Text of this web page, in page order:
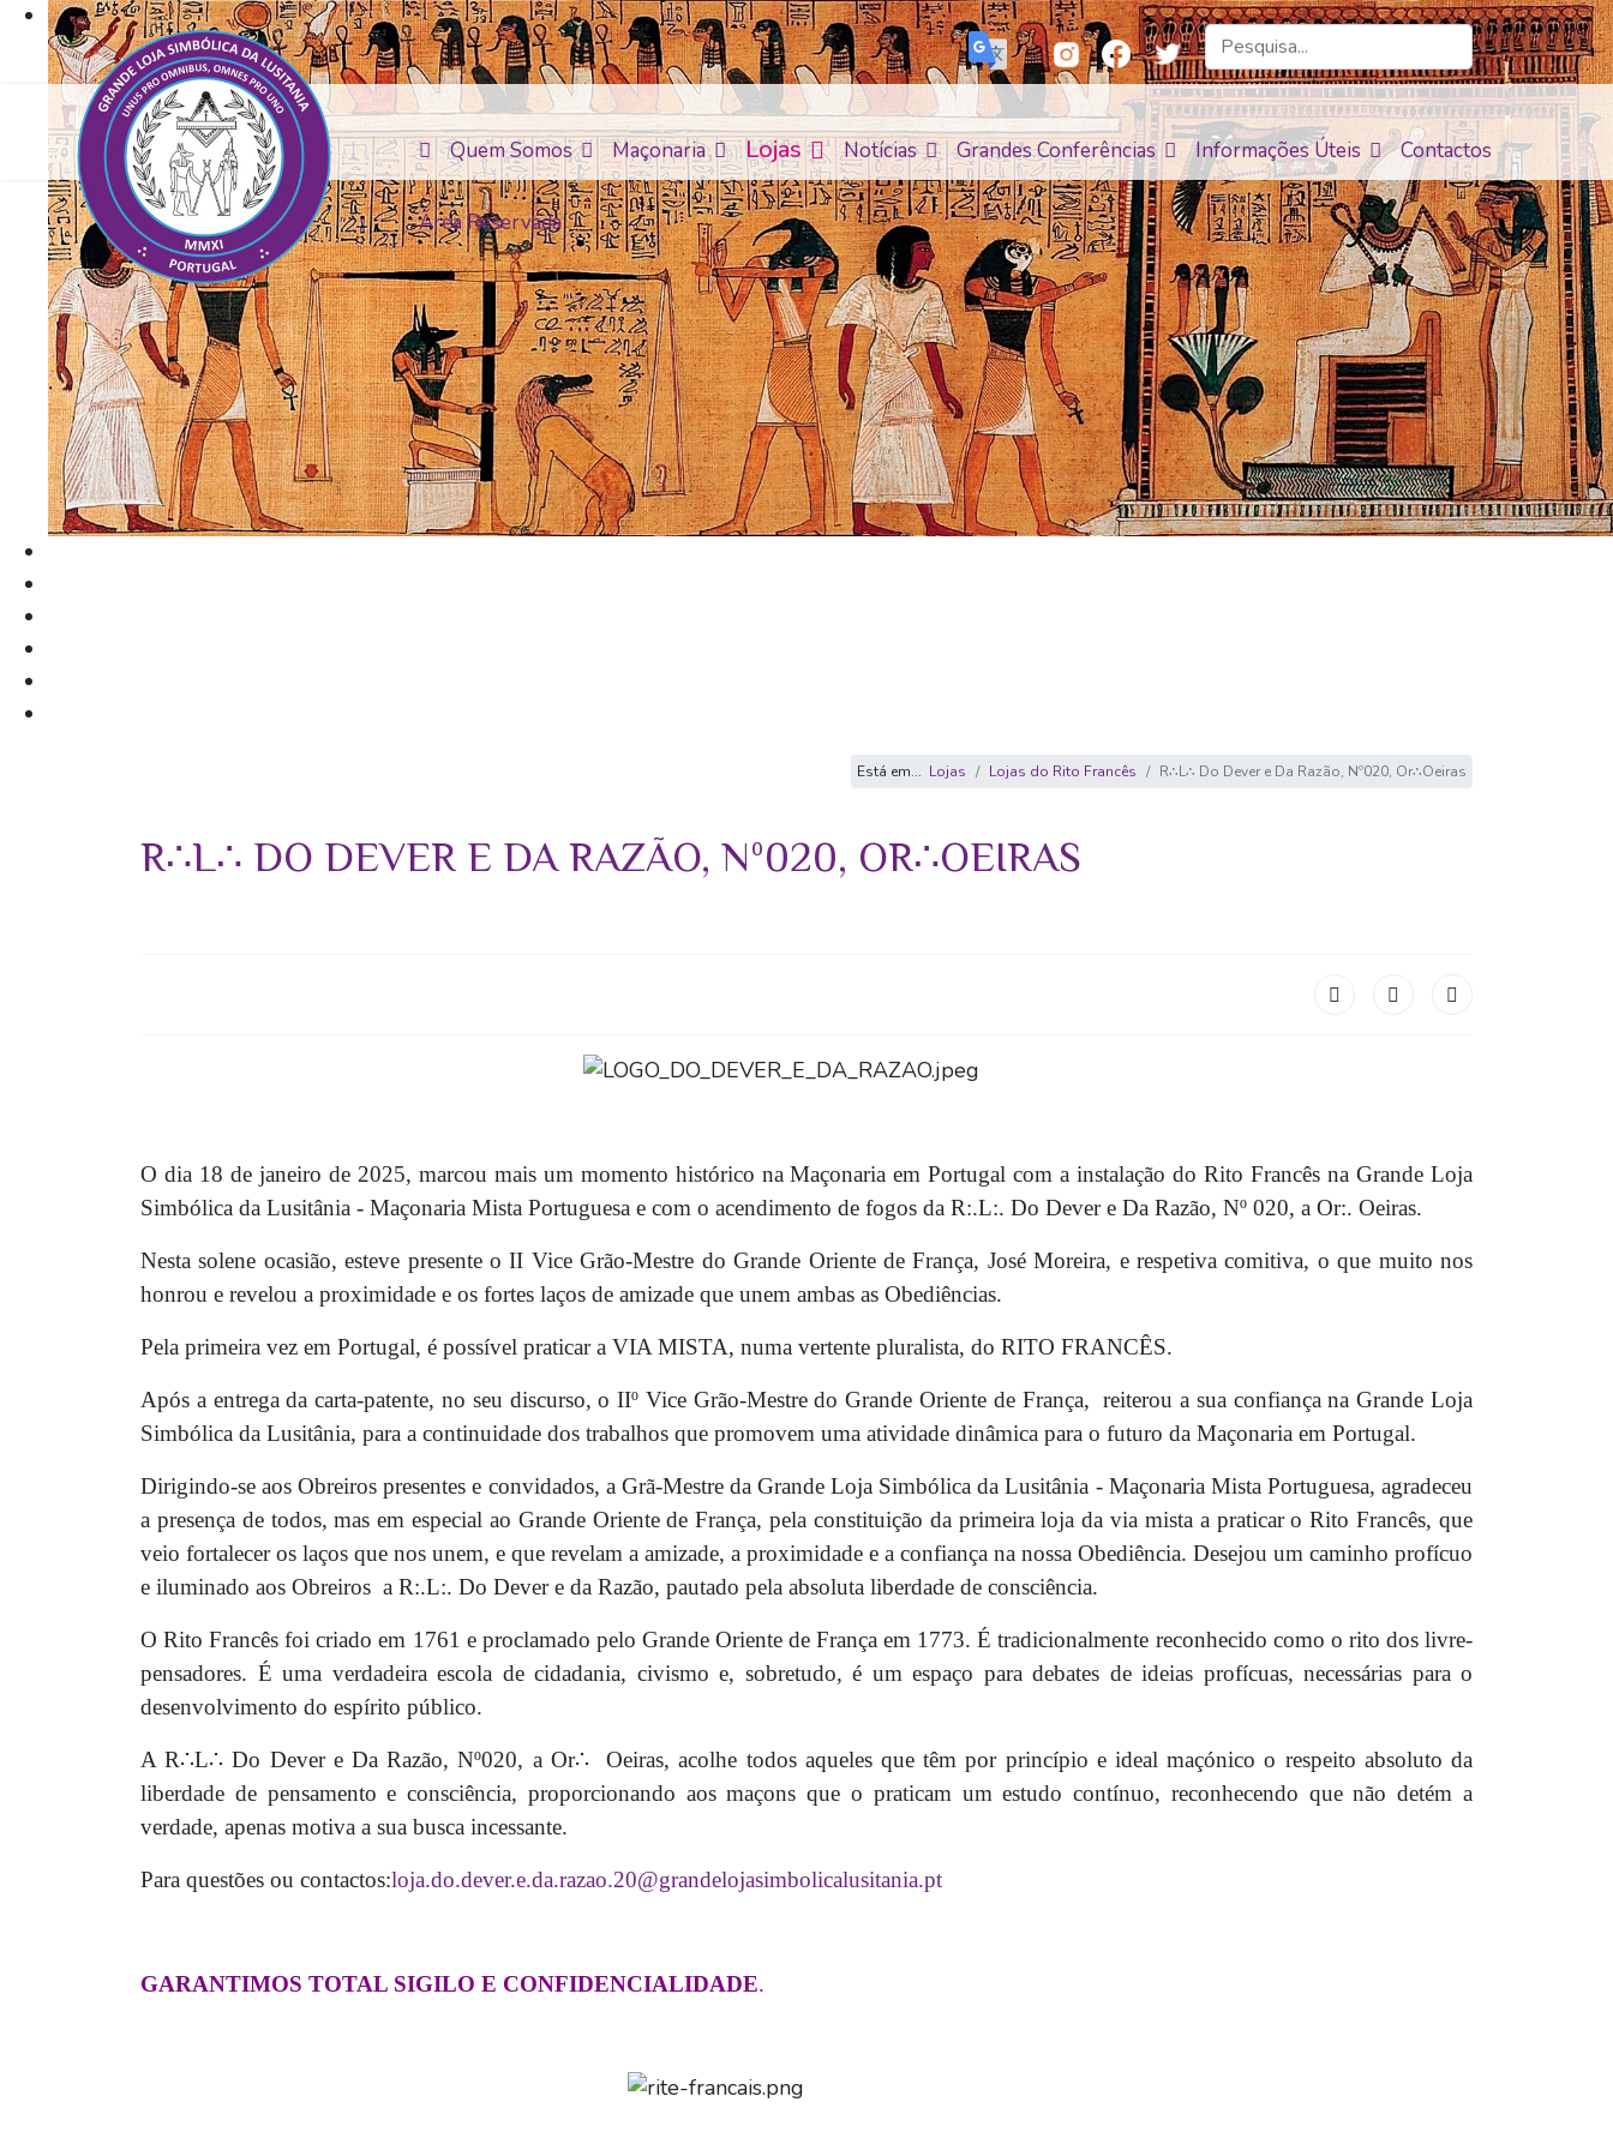
Quem Somos Maçonaria Lojas Notícias Grandes Conferências Informações Úteis Contactos
Área Reservada
Está em... Lojas Lojas do Rito Francês R∴L∴ Do Dever e Da Razão, Nº020, Or∴Oeiras
R∴L∴ DO DEVER E DA RAZÃO, Nº020, OR∴OEIRAS
O dia 18 de janeiro de 2025, marcou mais um momento histórico na Maçonaria em Portugal com a instalação do Rito Francês na Grande Loja
Simbólica da Lusitânia - Maçonaria Mista Portuguesa e com o acendimento de fogos da R:.L:. Do Dever e Da Razão, Nº 020, a Or:. Oeiras.
Nesta solene ocasião, esteve presente o II Vice Grão-Mestre do Grande Oriente de França, José Moreira, e respetiva comitiva, o que muito nos
honrou e revelou a proximidade e os fortes laços de amizade que unem ambas as Obediências.
Pela primeira vez em Portugal, é possível praticar a VIA MISTA, numa vertente pluralista, do RITO FRANCÊS.
Após a entrega da carta-patente, no seu discurso, o IIº Vice Grão-Mestre do Grande Oriente de França, reiterou a sua confiança na Grande Loja
Simbólica da Lusitânia, para a continuidade dos trabalhos que promovem uma atividade dinâmica para o futuro da Maçonaria em Portugal.
Dirigindo-se aos Obreiros presentes e convidados, a Grã-Mestre da Grande Loja Simbólica da Lusitânia - Maçonaria Mista Portuguesa, agradeceu
a presença de todos, mas em especial ao Grande Oriente de França, pela constituição da primeira loja da via mista a praticar o Rito Francês, que
veio fortalecer os laços que nos unem, e que revelam a amizade, a proximidade e a confiança na nossa Obediência. Desejou um caminho profícuo
e iluminado aos Obreiros a R:.L:. Do Dever e da Razão, pautado pela absoluta liberdade de consciência.
O Rito Francês foi criado em 1761 e proclamado pelo Grande Oriente de França em 1773. É tradicionalmente reconhecido como o rito dos livre-
pensadores. É uma verdadeira escola de cidadania, civismo e, sobretudo, é um espaço para debates de ideias profícuas, necessárias para o
desenvolvimento do espírito público.
A R∴L∴ Do Dever e Da Razão, Nº020, a Or∴ Oeiras, acolhe todos aqueles que têmpor princípio e ideal maçónico o respeito absoluto da
liberdade de pensamento e consciência, proporcionando aos maçons que o praticam um estudo contínuo, reconhecendo que não detém a
verdade, apenas motiva a sua busca incessante.
Para questões ou contactos:loja.do.dever.e.da.razao.20@grandelojasimbolicalusitania.pt
GARANTIMOS TOTAL SIGILO E CONFIDENCIALIDADE.